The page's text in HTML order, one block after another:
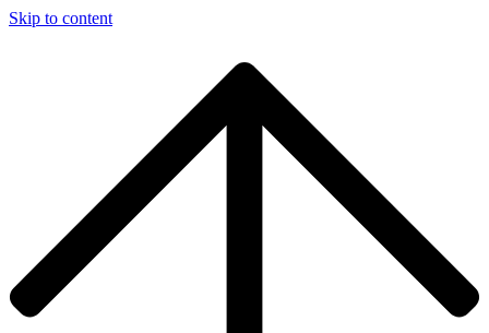
Skip to content